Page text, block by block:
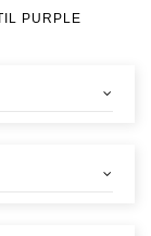
PURPLE